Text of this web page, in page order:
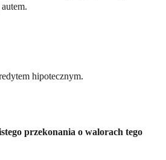
hipotecznym.
przekonania o walorach tego